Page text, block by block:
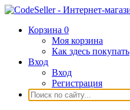
Корзина 0
Моя корзина
Как здесь покупать
Вход
Вход
Регистрация